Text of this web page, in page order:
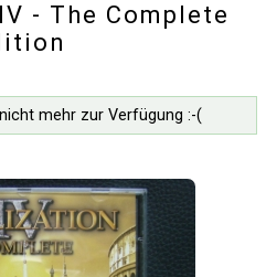
- The Complete
mehr zur Verfügung :-(